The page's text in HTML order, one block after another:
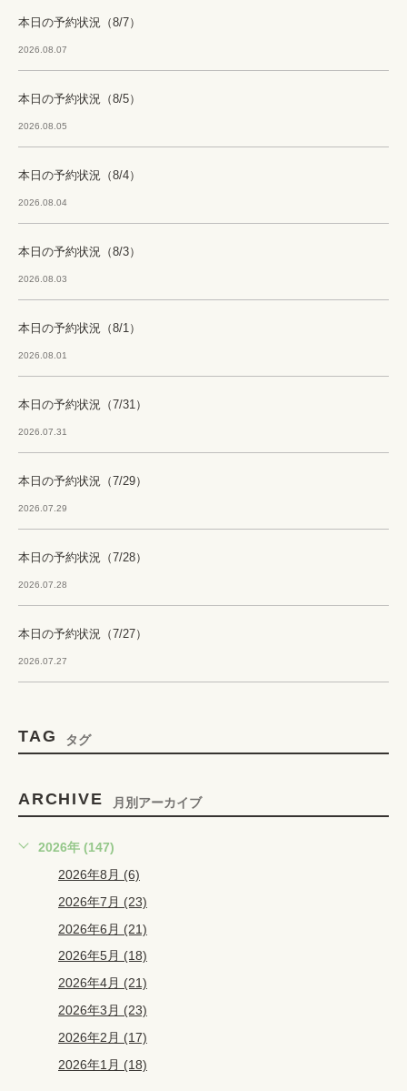
本日の予約状況（8/7）
2026.08.07
本日の予約状況（8/5）
2026.08.05
本日の予約状況（8/4）
2026.08.04
本日の予約状況（8/3）
2026.08.03
本日の予約状況（8/1）
2026.08.01
本日の予約状況（7/31）
2026.07.31
本日の予約状況（7/29）
2026.07.29
本日の予約状況（7/28）
2026.07.28
本日の予約状況（7/27）
2026.07.27
TAG タグ
ARCHIVE 月別アーカイブ
2026年 (147)
2026年8月 (6)
2026年7月 (23)
2026年6月 (21)
2026年5月 (18)
2026年4月 (21)
2026年3月 (23)
2026年2月 (17)
2026年1月 (18)